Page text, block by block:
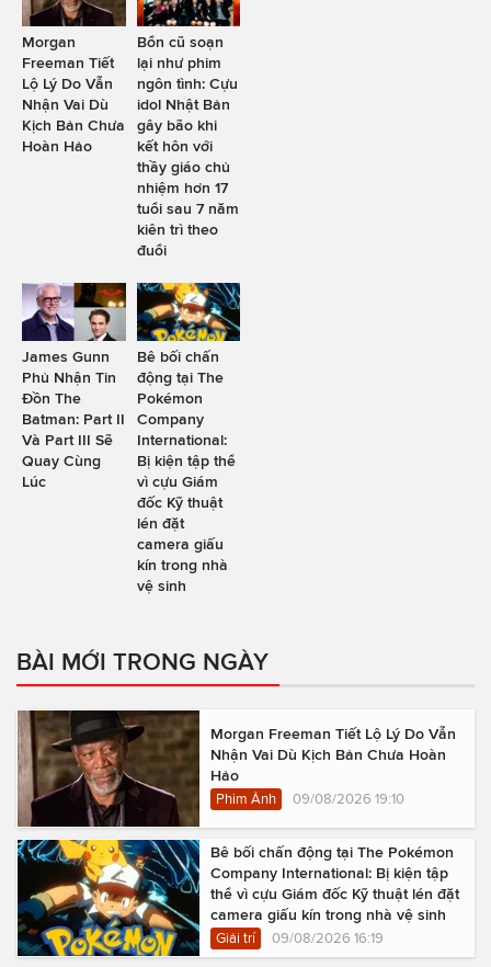
Morgan
Freeman Tiết
Lộ Lý Do Vẫn
Nhận Vai Dù
Kịch Bản Chưa
Hoàn Hảo
Bổn cũ soạn
lại như phim
ngôn tình: Cựu
idol Nhật Bản
gây bão khi
kết hôn với
thầy giáo chủ
nhiệm hơn 17
tuổi sau 7 năm
kiên trì theo
đuổi
James Gunn
Phủ Nhận Tin
Đồn The
Batman: Part II
Và Part III Sẽ
Quay Cùng
Lúc
Bê bối chấn
động tại The
Pokémon
Company
International:
Bị kiện tập thể
vì cựu Giám
đốc Kỹ thuật
lén đặt
camera giấu
kín trong nhà
vệ sinh
BÀI MỚI TRONG NGÀY
Morgan Freeman Tiết Lộ Lý Do Vẫn
Nhận Vai Dù Kịch Bản Chưa Hoàn
Hảo
Phim Ảnh 09/08/2026 19:10
Bê bối chấn động tại The Pokémon
Company International: Bị kiện tập
thể vì cựu Giám đốc Kỹ thuật lén đặt
camera giấu kín trong nhà vệ sinh
Giải trí 09/08/2026 16:19